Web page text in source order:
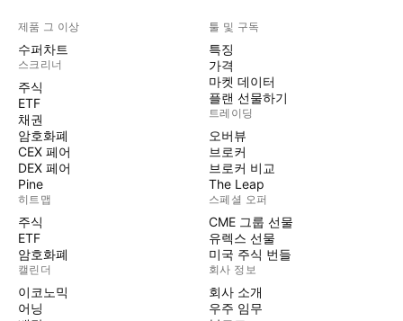
제품 그 이상
수퍼차트
스크리너
주식
ETF
채권
암호화폐
CEX 페어
DEX 페어
Pine
히트맵
주식
ETF
암호화폐
캘린더
이코노믹
어닝
툴 및 구독
특징
가격
마켓 데이터
플랜 선물하기
트레이딩
오버뷰
브로커
브로커 비교
The Leap
스페셜 오퍼
CME 그룹 선물
유렉스 선물
미국 주식 번들
회사 정보
회사 소개
우주 임무